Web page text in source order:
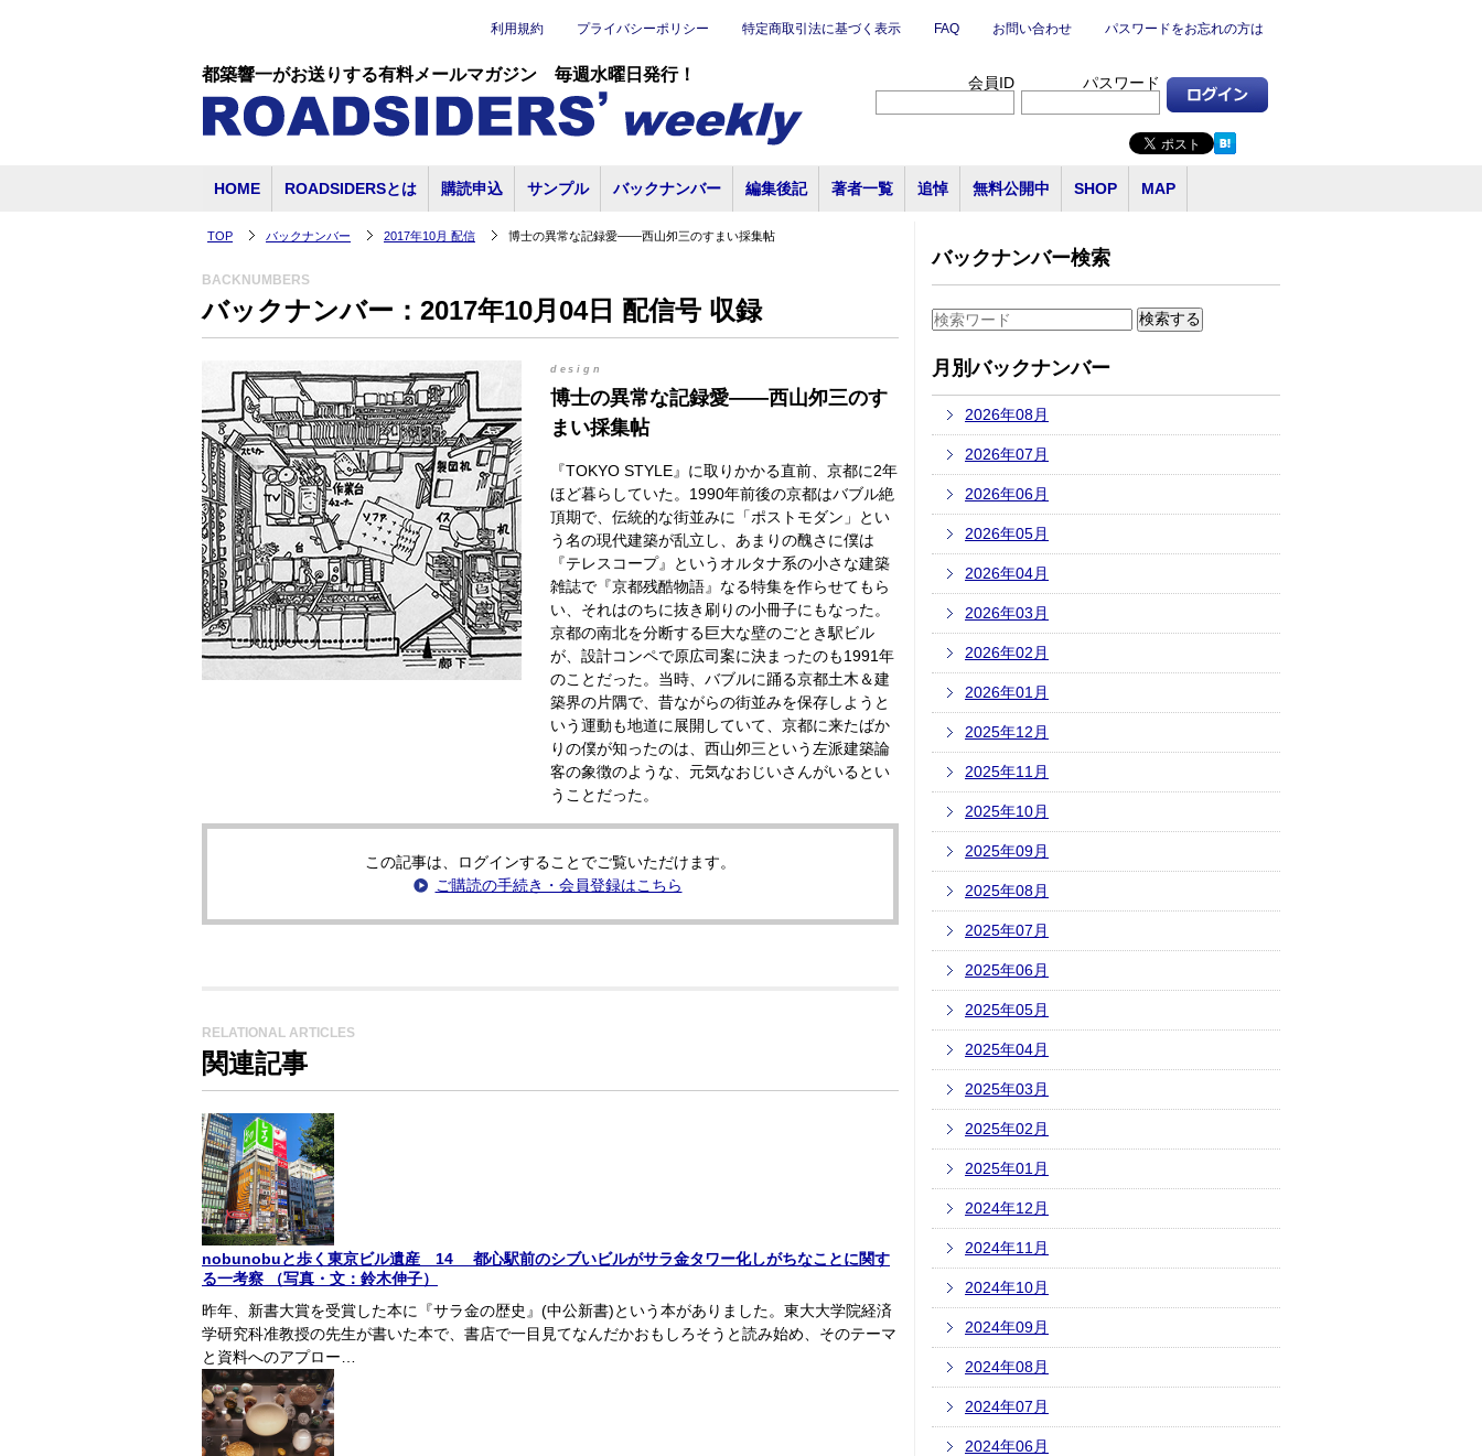
都築響一がお送りする有料メールマガジン 毎週水曜日発行！
利用規約 プライバシーポリシー 特定商取引法に基づく表示 FAQ お問い合わせ パスワードをお忘れの方は
会員ID パスワード
HOME ROADSIDERSとは 購読申込 サンプル バックナンバー 編集後記 著者一覧 追悼 無料公開中 SHOP MAP
TOP バックナンバー 2017年10月 配信 博士の異常な記録愛――西山夘三のすまい採集帖
BACKNUMBERS
バックナンバー：2017年10月04日 配信号 収録
design
博士の異常な記録愛――西山夘三のす
まい採集帖
『TOKYO STYLE』に取りかかる直前、京都に2年
ほど暮らしていた。1990年前後の京都はバブル絶
頂期で、伝統的な街並みに「ポストモダン」とい
う名の現代建築が乱立し、あまりの醜さに僕は
『テレスコープ』というオルタナ系の小さな建築
雑誌で『京都残酷物語』なる特集を作らせてもら
い、それはのちに抜き刷りの小冊子にもなった。
京都の南北を分断する巨大な壁のごとき駅ビル
が、設計コンペで原広司案に決まったのも1991年
のことだった。当時、バブルに踊る京都土木＆建
築界の片隅で、昔ながらの街並みを保存しようと
いう運動も地道に展開していて、京都に来たばか
りの僕が知ったのは、西山夘三という左派建築論
客の象徴のような、元気なおじいさんがいるとい
うことだった。
この記事は、ログインすることでご覧いただけます。
ご購読の手続き・会員登録はこちら
RELATIONAL ARTICLES
関連記事
nobunobuと歩く東京ビル遺産 14 都心駅前のシブいビルがサラ金タワー化しがちなことに関す
る一考察 （写真・文：鈴木伸子）
昨年、新書大賞を受賞した本に『サラ金の歴史』(中公新書)という本がありました。東大大学院経済
学研究科准教授の先生が書いた本で、書店で一目見てなんだかおもしろそうと読み始め、そのテーマ
と資料へのアプロー…
バックナンバー検索
月別バックナンバー
2026年08月
2026年07月
2026年06月
2026年05月
2026年04月
2026年03月
2026年02月
2026年01月
2025年12月
2025年11月
2025年10月
2025年09月
2025年08月
2025年07月
2025年06月
2025年05月
2025年04月
2025年03月
2025年02月
2025年01月
2024年12月
2024年11月
2024年10月
2024年09月
2024年08月
2024年07月
2024年06月